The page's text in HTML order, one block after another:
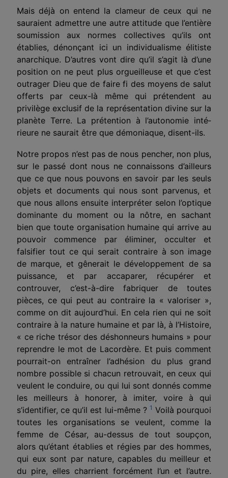
Mais déjà on entend la clameur de ceux qui ne
sauraient admettre une autre attitude que l’entière
soumission aux nor­mes collectives qu’ils ont
établies, dénonçant ici un indivi­dualisme élitiste
anarchique. D’autres vont dire qu’il s’agit là d’une
position on ne peut plus orgueilleuse et que c’est
outrager Dieu que de faire fi des moyens de salut
offerts par ceux-là même qui prétendent au
privilège exclusif de la représentation divine sur la
planète Terre. La prétention à l’autonomie inté­
rieure ne saurait être que démoniaque, disent-ils.
Notre propos n’est pas de nous pencher, non plus,
sur le passé dont nous ne connaissons d’ailleurs
que ce que nous pou­vons en savoir par les seuls
objets et documents qui nous sont parvenus, et
que nous allons ensuite interpréter selon l’optique
dominante du moment ou la nôtre, en sachant
bien que toute organisation humaine qui arrive au
pouvoir commence par éliminer, occulter et
falsifier tout ce qui serait contraire à son image
de marque, et gênerait le développement de sa
puissance, et par accaparer, récupérer et
controuver, c’est-à-dire fabriquer de toutes
pièces, ce qui peut au contraire la « valoriser »,
comme on dit aujourd’hui. En cela rien qui ne soit
contraire à la nature humaine et par là, à l’Histoire,
« ce riche trésor des déshonneurs humains » pour
reprendre le mot de Lacordère. Et puis comment
pourrait-on entraîner l’adhésion du plus grand
nombre possible si chacun retrouvait, en ceux qui
veulent le conduire, ou qui lui sont donnés comme
les meilleurs à honorer, à imiter, voire à qui
s’identifier, ce qu’il est lui-même ? 1 Voilà pourquoi
toutes les organisations se veulent, comme la
femme de César, au-dessus de tout soupçon,
alors qu’étant établies et régies par des hommes,
qui eux sont par nature, capables du meilleur et
du pire, elles charrient forcément l’un et l’autre.